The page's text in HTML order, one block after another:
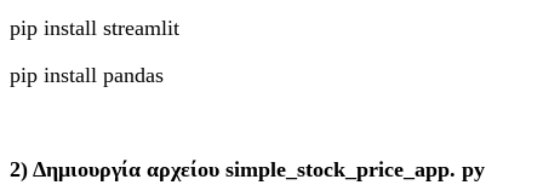
pip install streamlit
pip install pandas
2) Δημιουργία αρχείου simple_stock_price_app. py